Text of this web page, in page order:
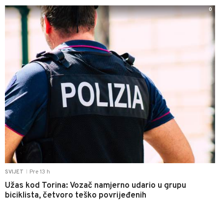
SVIJET Pre 13 h
Užas kod Torina: Vozač namjerno udario u grupu
biciklista, četvoro teško povrijeđenih
0